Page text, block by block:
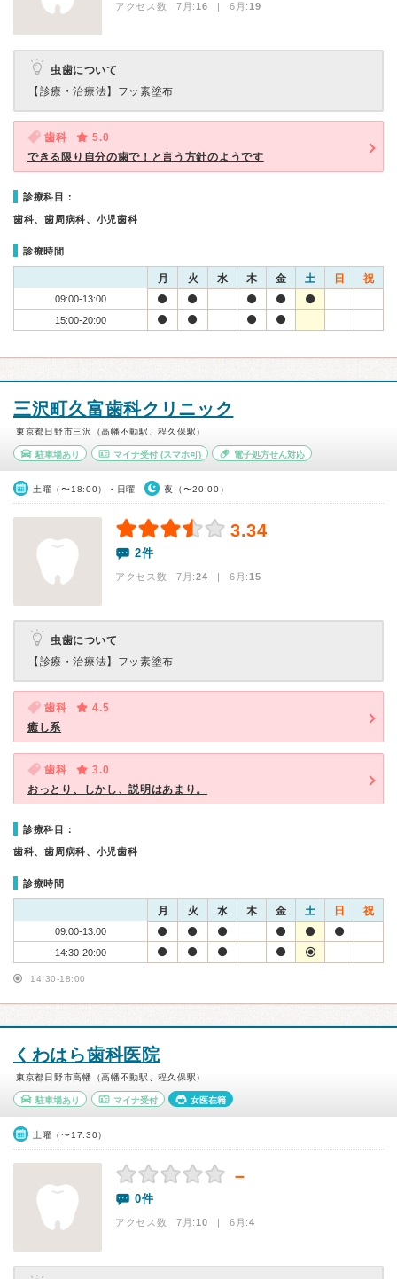
アクセス数 7月:16 | 6月:19
虫歯について
【診療・治療法】 フッ素塗布
歯科
5.0
できる限り自分の歯で！と言う方針のようです
診療科目：
歯科、歯周病科、小児歯科
診療時間
月 火 水 木 金 土 日 祝
09:00-13:00
15:00-20:00
三沢町久富歯科クリニック
東京都日野市三沢（高幡不動駅、程久保駅）
駐車場あり マイナ受付(スマホ可) 電子処方せん対応
土曜（〜18:00）・日曜 夜（〜20:00）
3.34
2件
アクセス数 7月:24 | 6月:15
虫歯について
【診療・治療法】 フッ素塗布
歯科
4.5
癒し系
歯科
3.0
おっとり、しかし、説明はあまり。
診療科目：
歯科、歯周病科、小児歯科
診療時間
月 火 水 木 金 土 日 祝
09:00-13:00
14:30-20:00
14:30-18:00
くわはら歯科医院
東京都日野市高幡（高幡不動駅、程久保駅）
駐車場あり マイナ受付 女医在籍
土曜（〜17:30）
－
0件
アクセス数 7月:10 | 6月:4